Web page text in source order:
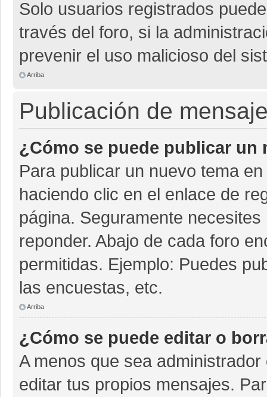
Solo usuarios registrados
través del foro, si la
prevenir el uso malicioso del
Arriba
Publicación de
¿Cómo se puede publicar un
Para publicar un nuevo tema
haciendo clic en el enlace de
página. Seguramente
reponder. Abajo de cada foro
permitidas. Ejemplo: Puedes
las encuestas, etc.
Arriba
¿Cómo se puede editar o
A menos que sea
editar tus propios mensajes.